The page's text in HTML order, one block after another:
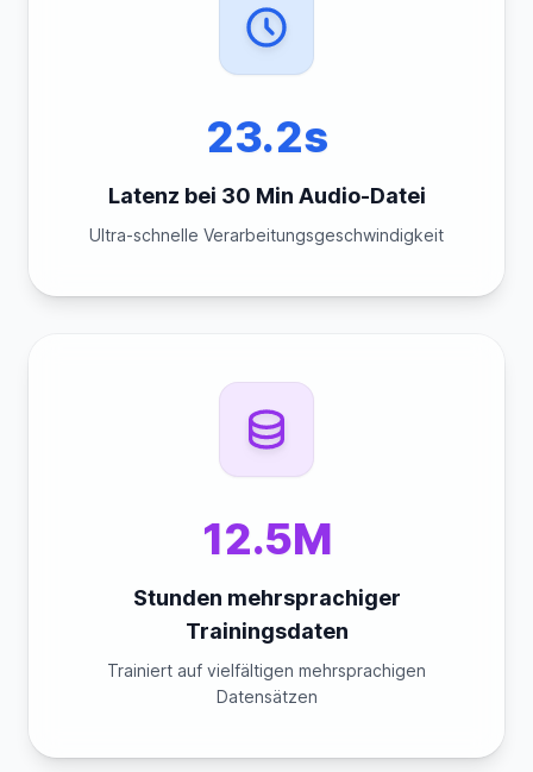
23.2s
Latenz bei 30 Min Audio-Datei
Ultra-schnelle Verarbeitungsgeschwindigkeit
12.5M
Stunden mehrsprachiger
Trainingsdaten
Trainiert auf vielfältigen mehrsprachigen
Datensätzen